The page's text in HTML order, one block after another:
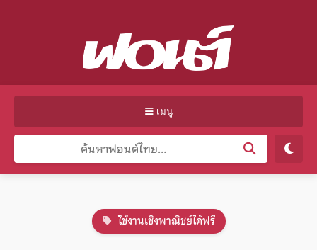
เมนู
ใช้งานเชิงพาณิชย์ได้ฟรี